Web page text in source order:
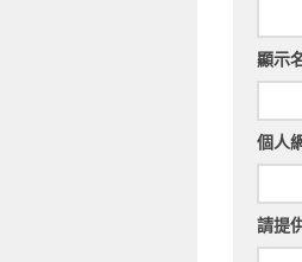
顯示
個人
請提